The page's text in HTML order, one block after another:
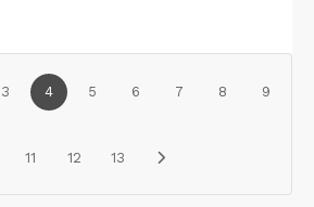
3 4 5 6 7 8 9
11 12 13